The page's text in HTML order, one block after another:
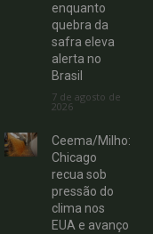
enquanto
quebra da
safra eleva
alerta no
Brasil
7 de agosto de
2026
Ceema/Milho:
Chicago
recua sob
pressão do
clima nos
EUA e avanço